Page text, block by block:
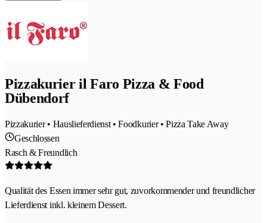
Pizzakurier il Faro Pizza & Food
Dübendorf
Pizzakurier • Hauslieferdienst • Foodkurier • Pizza Take Away
Geschlossen
Rasch & Freundlich
Qualität des Essen immer sehr gut, zuvorkommender und freundlicher
Lieferdienst inkl. kleinem Dessert.